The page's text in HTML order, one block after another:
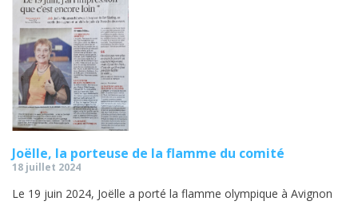
Joëlle, la porteuse de la flamme du comité
18 juillet 2024
Le 19 juin 2024, Joëlle a porté la flamme olympique à Avignon